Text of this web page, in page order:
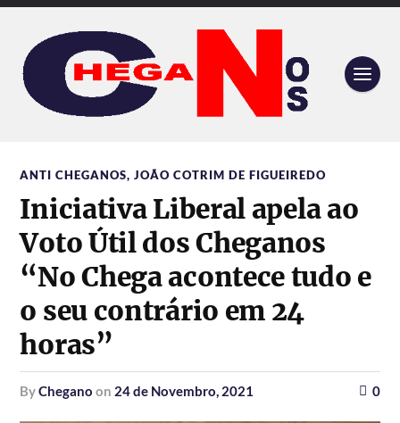
ANTI CHEGANOS,JOÃO COTRIM DE FIGUEIREDO
Iniciativa Liberal apela ao
Voto Útil dos Cheganos
“No Chega acontece tudo e
o seu contrário em 24
horas”
byChegano on 24 de Novembro, 2021 0